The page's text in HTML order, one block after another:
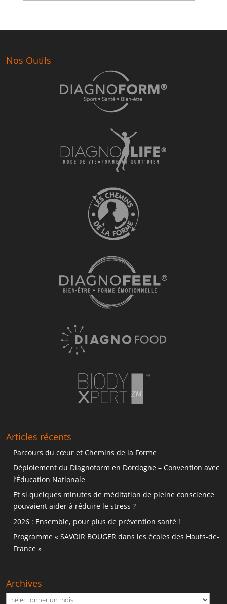
Nos Outils
Articles récents
Parcours du cœur et Chemins de la Forme
Déploiement du Diagnoform en Dordogne – Convention avec
l’Éducation Nationale
Et si quelques minutes de méditation de pleine conscience
pouvaient aider à réduire le stress ?
2026 : Ensemble, pour plus de prévention santé !
Programme « SAVOIR BOUGER dans les écoles des Hauts-de-
France »
Archives
Archives